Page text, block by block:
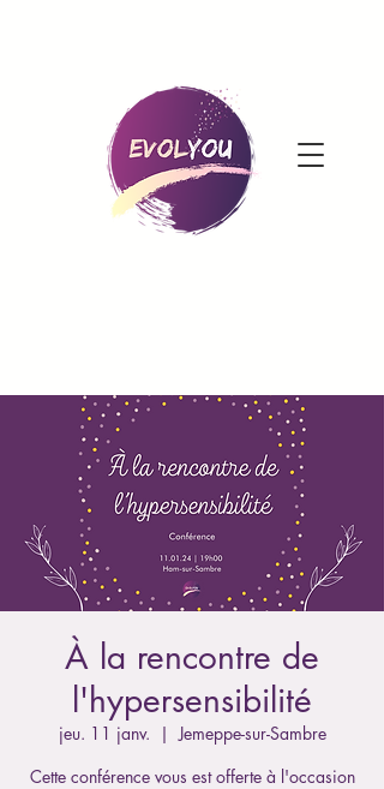
À la rencontre de
l'hypersensibilité
jeu. 11 janv.
  |
Jemeppe-sur-Sambre
Cette conférence vous est offerte à l'occasion